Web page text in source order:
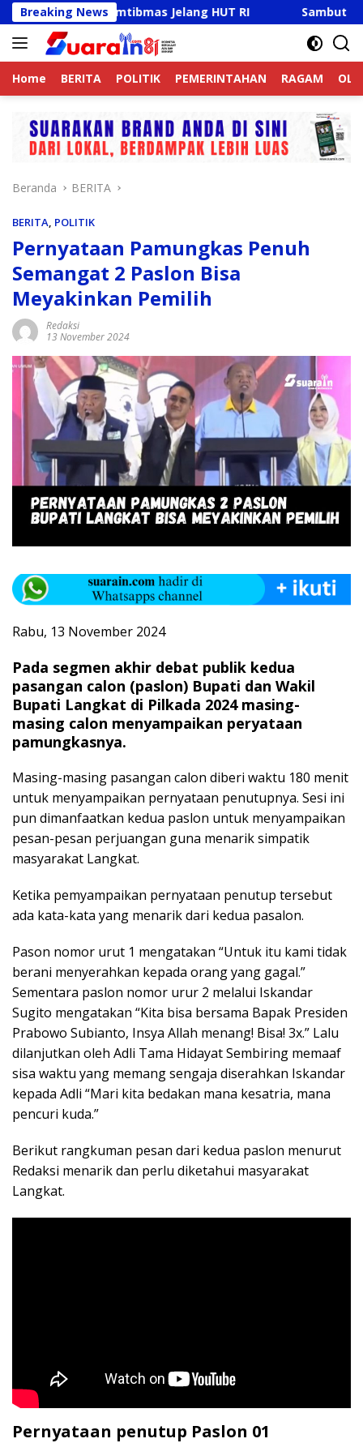
Langsung
ke
konten
Breaking News
Kamtibmas Jelang HUT RI Sambut HUT RI Ke-81,
Home BERITA POLITIK PEMERINTAHAN RAGAM
Beranda BERITA
BERITA, POLITIK
Pernyataan Pamungkas Penuh
Semangat 2 Paslon Bisa
Meyakinkan Pemilih
Redaksi
13 November 2024
Rabu, 13 November 2024
Pada segmen akhir debat publik kedua
pasangan calon (paslon) Bupati dan Wakil
Bupati Langkat di Pilkada 2024 masing-
masing calon menyampaikan peryataan
pamungkasnya.
Masing-masing pasangan calon diberi waktu 180 menit
untuk menyampaikan pernyataan penutupnya. Sesi ini
pun dimanfaatkan kedua paslon untuk menyampaikan
pesan-pesan perjuangan guna menarik simpatik
masyarakat Langkat.
Ketika pemyampaikan pernyataan penutup tersebut
ada kata-kata yang menarik dari kedua pasalon.
Pason nomor urut 1 mengatakan “Untuk itu kami tidak
berani menyerahkan kepada orang yang gagal.”
Sementara paslon nomor urur 2 melalui Iskandar
Sugito mengatakan “Kita bisa bersama Bapak Presiden
Prabowo Subianto, Insya Allah menang! Bisa! 3x.” Lalu
dilanjutkan oleh Adli Tama Hidayat Sembiring memaaf
sisa waktu yang memang sengaja diserahkan Iskandar
kepada Adli “Mari kita bedakan mana kesatria, mana
pencuri kuda.”
Berikut rangkuman pesan dari kedua paslon menurut
Redaksi menarik dan perlu diketahui masyarakat
Langkat.
Pernyataan penutup Paslon 01